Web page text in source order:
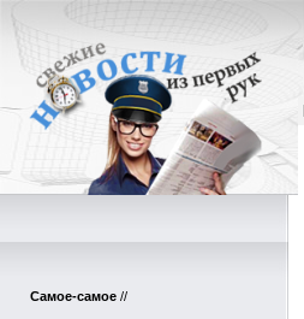
Самое-самое //